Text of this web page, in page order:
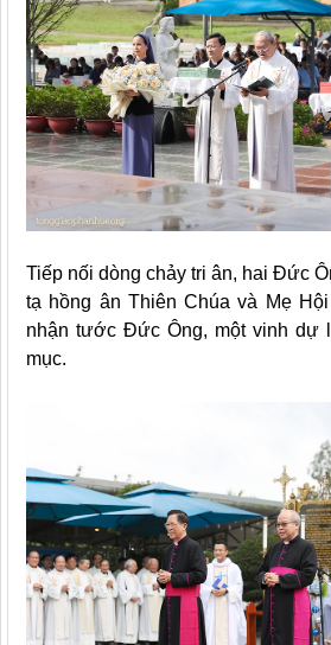
Tiếp nối dòng chảy tri ân, hai Đức
tạ hồng ân Thiên Chúa và Mẹ
nhận tước Đức Ông, một vinh dự
mục.